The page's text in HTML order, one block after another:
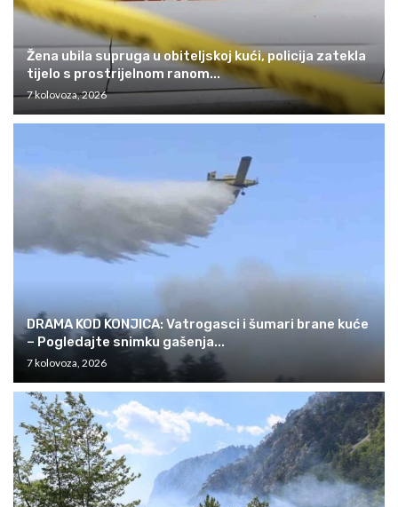
Žena ubila supruga u obiteljskoj kući, policija zatekla
tijelo s prostrijelnom ranom...
7 kolovoza, 2026
DRAMA KOD KONJICA: Vatrogasci i šumari brane kuće
– Pogledajte snimku gašenja...
7 kolovoza, 2026